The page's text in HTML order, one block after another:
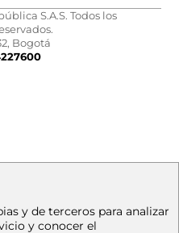
S.A.S. Todos los
Bogotá
y de terceros para analizar
y conocer el